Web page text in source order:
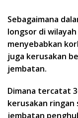
Sebagaimana
longsor di
menyebabkan
juga kerusakan
jembatan.
Dimana tercatat
kerusakan ringan
jembatan